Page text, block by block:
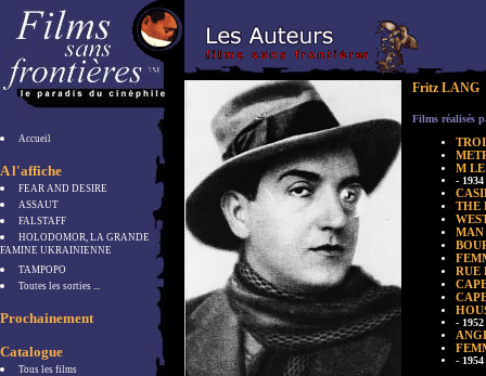
Accueil
A l'affiche
FEAR AND DESIRE
ASSAUT
FALSTAFF
HOLODOMOR, LA GRANDE
FAMINE UKRAINIENNE
TAMPOPO
Toutes les sorties ...
Prochainement
Catalogue
Tous les films
Fritz LANG
Films réalisés
M
- 1934
THE
MAN
RUE
- 1952
- 1954